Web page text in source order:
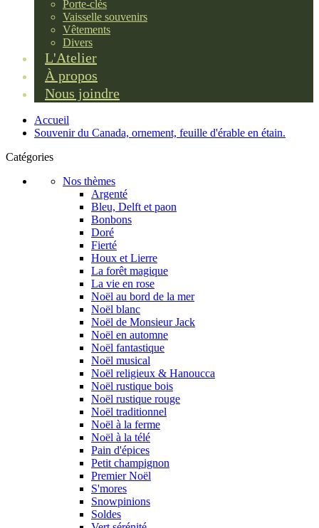
Porte-clés
Vaisselle souvenirs
Vêtements
Divers
L'Atelier
À propos
Nous joindre
Accueil
Souvenir du Canada, ornement, feuille d'érable en étain.
Catégories
Nos thèmes
Argenté
Bleu, Delft et paon
Bonbons
Doré
Fierté
Houx et Lierre
La forêt magique
La vie en rose
Noël au bord de la mer
Noël blanc
Noël de Monsieur Jack
Noël en automne
Noël fantastique
Noël musical
Noël religieux & Hanoucca
Noël rustique bois
Noël rustique rouge
Noël traditionnel
Noël à la ferme
Noël à la télé
Pain d'épices
Petit champignon
Premier Noël
S'mores
Snowpinions
Soldes